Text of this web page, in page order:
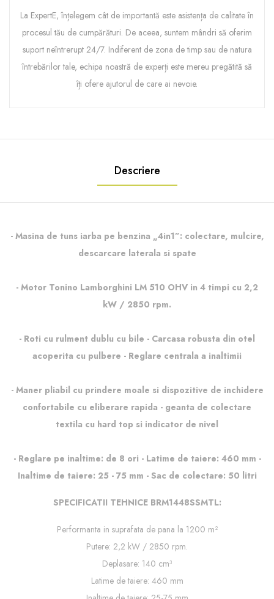
La ExpertE, înțelegem cât de importantă este asistența de calitate în
procesul tău de cumpărături. De aceea, suntem mândri să oferim
suport neîntrerupt 24/7. Indiferent de zona de timp sau de natura
întrebărilor tale, echipa noastră de experți este mereu pregătită să
îți ofere ajutorul de care ai nevoie.
Descriere
- Masina de tuns iarba pe benzina „4in1”: colectare, mulcire,
descarcare laterala si spate
- Motor Tonino Lamborghini LM 510 OHV in 4 timpi cu 2,2
kW / 2850 rpm.
- Roti cu rulment dublu cu bile - Carcasa robusta din otel
acoperita cu pulbere - Reglare centrala a inaltimii
- Maner pliabil cu prindere moale si dispozitive de inchidere
confortabile cu eliberare rapida - geanta de colectare
textila cu hard top si indicator de nivel
- Reglare pe inaltime: de 8 ori - Latime de taiere: 460 mm -
Inaltime de taiere: 25 - 75 mm - Sac de colectare: 50 litri
SPECIFICATII TEHNICE BRM1448SSMTL:
Performanta in suprafata de pana la 1200 m²
Putere: 2,2 kW / 2850 rpm.
Deplasare: 140 cm³
Latime de taiere: 460 mm